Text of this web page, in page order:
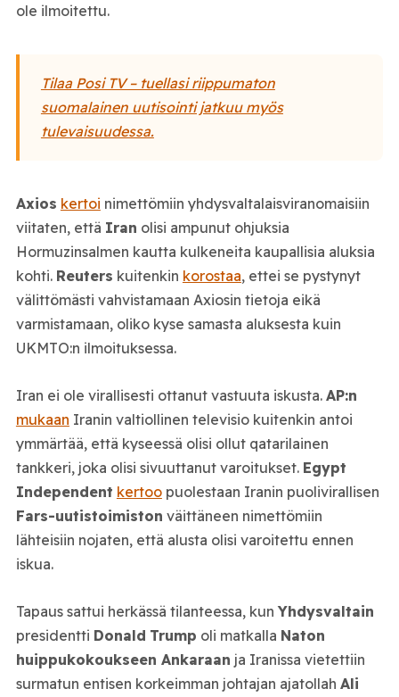
ole ilmoitettu.
Tilaa Posi TV – tuellasi riippumaton
suomalainen uutisointi jatkuu myös
tulevaisuudessa.
Axios kertoi nimettömiin yhdysvaltalaisviranomaisiin
viitaten, että Iran olisi ampunut ohjuksia
Hormuzinsalmen kautta kulkeneita kaupallisia aluksia
kohti. Reuters kuitenkin korostaa, ettei se pystynyt
välittömästi vahvistamaan Axiosin tietoja eikä
varmistamaan, oliko kyse samasta aluksesta kuin
UKMTO:n ilmoituksessa.
Iran ei ole virallisesti ottanut vastuuta iskusta. AP:n
mukaan Iranin valtiollinen televisio kuitenkin antoi
ymmärtää, että kyseessä olisi ollut qatarilainen
tankkeri, joka olisi sivuuttanut varoitukset. Egypt
Independent kertoopuolestaan Iranin puolivirallisen
Fars-uutistoimiston väittäneen nimettömiin
lähteisiin nojaten, että alusta olisi varoitettu ennen
iskua.
Tapaus sattui herkässä tilanteessa, kun Yhdysvaltain
presidentti Donald Trump oli matkalla Naton
huippukokoukseen Ankaraan ja Iranissa vietettiin
surmatun entisen korkeimman johtajan ajatollah Ali